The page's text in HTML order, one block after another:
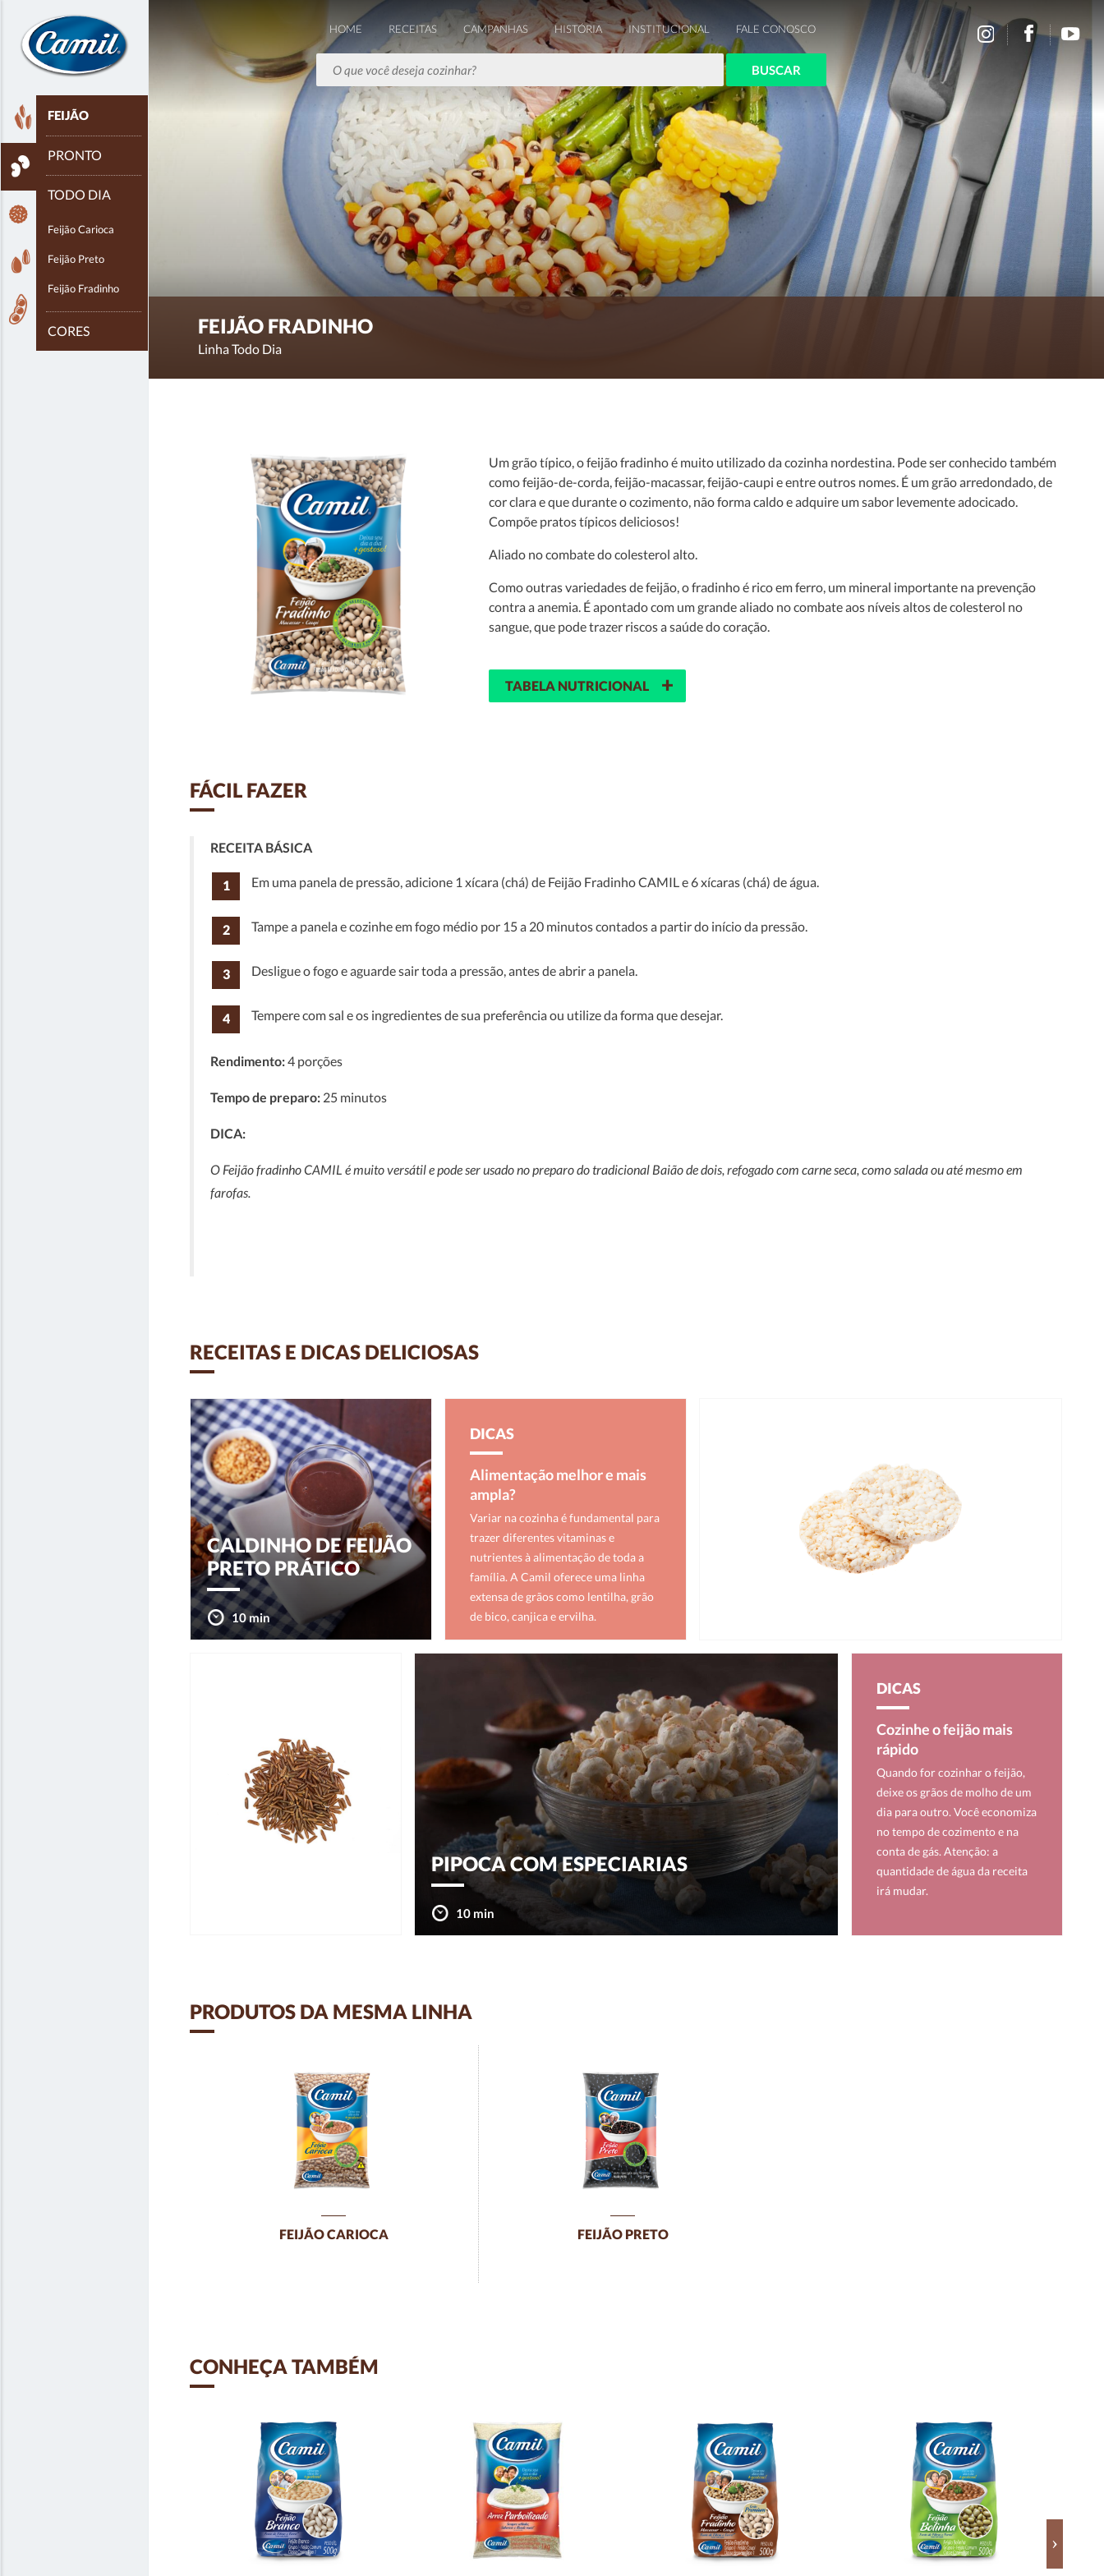
ARROZ
FEIJÃO
PRONTO
TODO DIA
Feijão Carioca
Feijão Preto
Feijão Fradinho
CORES
GRÃOS
PROTEÍNA DE SOJA
HOME RECEITAS CAMPANHAS HISTÓRIA INSTITUCIONAL FALE CONOSCO
BUSCAR
FEIJÃO FRADINHO
Linha Todo Dia
Um grão típico, o feijão fradinho é muito utilizado da cozinha nordestina. Pode ser conhecido também
como feijão-de-corda, feijão-macassar, feijão-caupi e entre outros nomes. É um grão arredondado, de
cor clara e que durante o cozimento, não forma caldo e adquire um sabor levemente adocicado.
Compõe pratos típicos deliciosos!
Aliado no combate do colesterol alto.
Como outras variedades de feijão, o fradinho é rico em ferro, um mineral importante na prevenção
contra a anemia. É apontado com um grande aliado no combate aos níveis altos de colesterol no
sangue, que pode trazer riscos a saúde do coração.
TABELA NUTRICIONAL +
Gorduras totais
Gorduras saturadas
FÁCIL FAZER
RECEITA BÁSICA
Em uma panela de pressão, adicione 1 xícara (chá) de Feijão Fradinho CAMIL e 6 xícaras (chá) de água.
Tampe a panela e cozinhe em fogo médio por 15 a 20 minutos contados a partir do início da pressão.
Desligue o fogo e aguarde sair toda a pressão, antes de abrir a panela.
Tempere com sal e os ingredientes de sua preferência ou utilize da forma que desejar.
Rendimento:4 porções
Tempo de preparo: 25 minutos
DICA:
O Feijão fradinho CAMIL é muito versátil e pode ser usado no preparo do tradicional Baião de dois, refogado com carne seca, como salada ou até mesmo em
farofas.
RECEITAS E DICAS DELICIOSAS
CALDINHO DE FEIJÃO
PRETO PRÁTICO
10 min
DICAS
Alimentação melhor e mais
ampla?
Variar na cozinha é fundamental para
trazer diferentes vitaminas e
nutrientes à alimentação de toda a
família. A Camil oferece uma linha
extensa de grãos como lentilha, grão
de bico, canjica e ervilha.
PIPOCA COM ESPECIARIAS
10 min
DICAS
Cozinhe o feijão mais
rápido
Quando for cozinhar o feijão,
deixe os grãos de molho de um
dia para outro. Você economiza
no tempo de cozimento e na
conta de gás. Atenção: a
quantidade de água da receita
irá mudar.
PRODUTOS DA MESMA LINHA
FEIJÃO CARIOCA FEIJÃO PRETO
CONHEÇA TAMBÉM